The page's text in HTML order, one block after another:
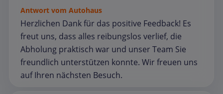
Antwort vom Autohaus
Herzlichen Dank für das positive Feedback! Es
freut uns, dass alles reibungslos verlief, die
Abholung praktisch war und unser Team Sie
freundlich unterstützen konnte. Wir freuen uns
auf Ihren nächsten Besuch.